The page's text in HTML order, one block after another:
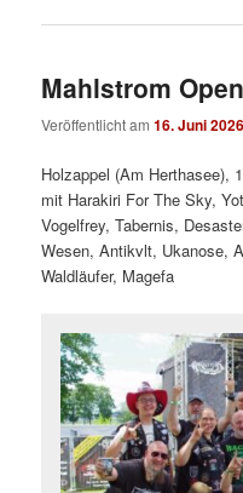
Mahlstrom
Veröffentlicht am16. Juni 2026
Holzappel (Am Herthasee),
mit Harakiri For The Sky,
Vogelfrey, Tabernis,
Wesen, Antikvlt, Ukanose,
Waldläufer, Magefa